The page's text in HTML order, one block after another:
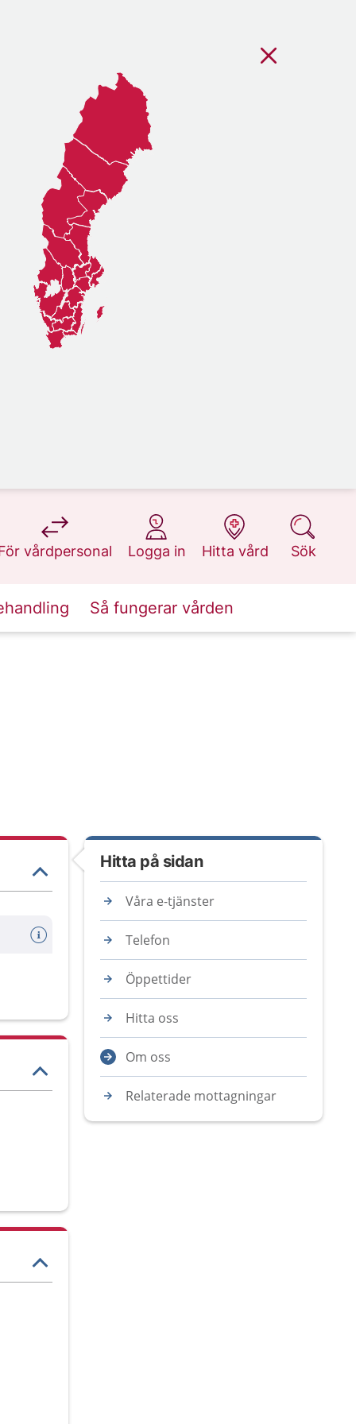
vårdpersonal
på 1177.se
Logga in
på 1177.se
Hitta vård
på 1177.se
Sök
på 1177.se
Så fungerar vården
Hitta på sidan
Våra e-tjänster
Telefon
Öppettider
Hitta oss
Om oss
Relaterade mottagningar